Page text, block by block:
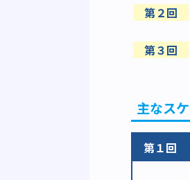
第２回
第３回
主なス
第１回